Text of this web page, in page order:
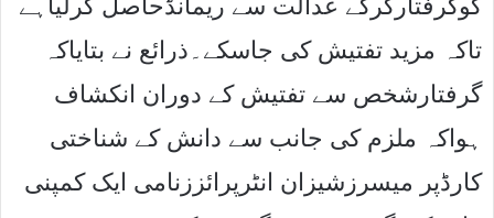
کوگرفتارکرکے عدالت سے ریمانڈحاصل کرلیاہے
تاکہ مزید تفتیش کی جاسکے۔ذرائع نے بتایاکہ
گرفتارشخص سے تفتیش کے دوران انکشاف
ہواکہ ملزم کی جانب سے دانش کے شناختی
کارڈپر میسرزشیزان انٹرپرائززنامی ایک کمپنی